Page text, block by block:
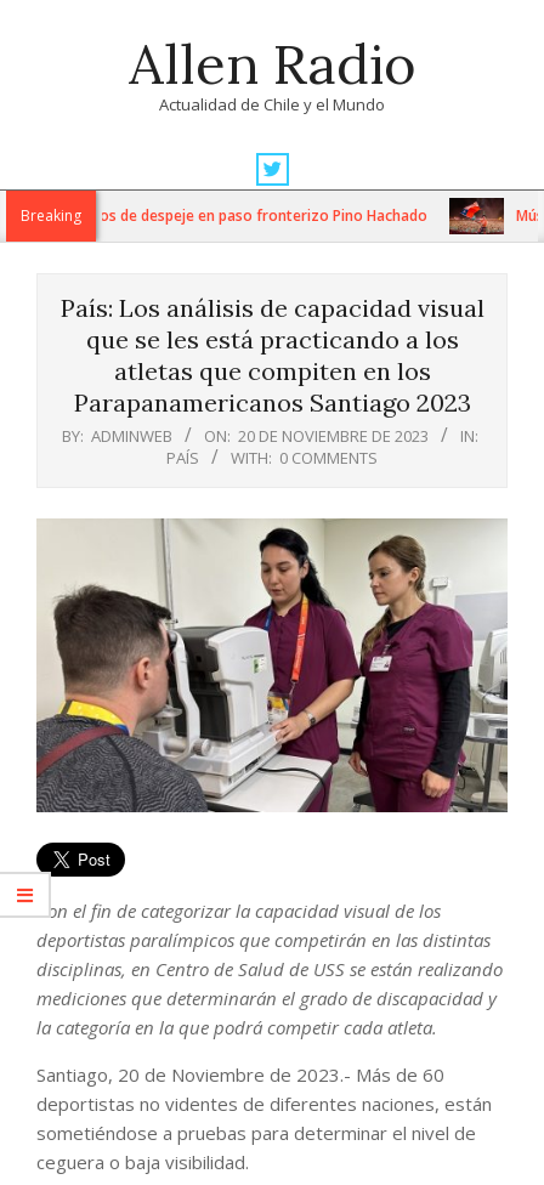
Allen Radio
Actualidad de Chile y el Mundo
Navigation
MenuBreaking
trabajos de despeje en paso fronterizo Pino Hachado
País: Los análisis de capacidad visual
que se les está practicando a los
atletas que compiten en los
Parapanamericanos Santiago 2023
BY: ADMINWEB ON: 20 DE NOVIEMBRE DE 2023
IN:
PAÍS
WITH: 0 COMMENTS
Con el fin de categorizar la capacidad visual de los
deportistas paralímpicos que competirán en las distintas
disciplinas, en Centro de Salud de USS se están realizando
mediciones que determinarán el grado de discapacidad y
la categoría en la que podrá competir cada atleta.
Santiago, 20 de Noviembre de 2023.- Más de 60
deportistas no videntes de diferentes naciones, están
sometiéndose a pruebas para determinar el nivel de
ceguera o baja visibilidad.